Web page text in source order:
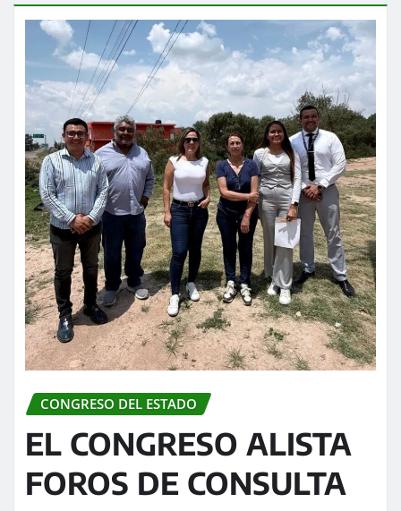
CONGRESO DEL ESTADO
EL CONGRESO ALISTA
FOROS DE CONSULTA